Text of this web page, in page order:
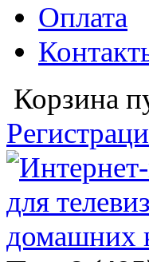
Оплата
Корзина